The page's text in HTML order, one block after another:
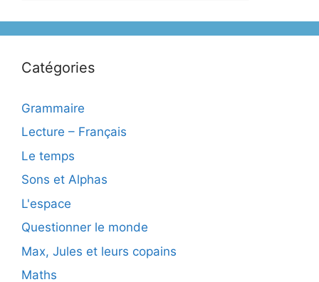
Catégories
Grammaire
Lecture – Français
Le temps
Sons et Alphas
L'espace
Questionner le monde
Max, Jules et leurs copains
Maths